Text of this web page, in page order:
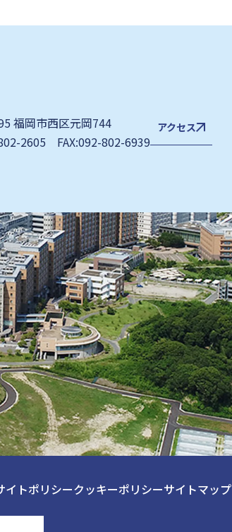
福岡市西区元岡744
2605 FAX:092-802-6939
アクセス
イトポリシークッキーポリシーサイトマップ